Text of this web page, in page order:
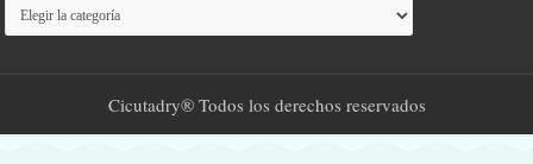
Categorías
Cicutadry® Todos los derechos reservados